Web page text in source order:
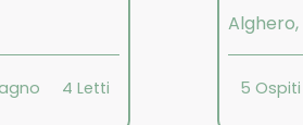
4 Letti
Alghero,
5 Ospiti